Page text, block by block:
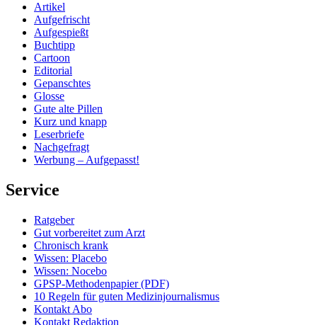
Artikel
Aufgefrischt
Aufgespießt
Buchtipp
Cartoon
Editorial
Gepanschtes
Glosse
Gute alte Pillen
Kurz und knapp
Leserbriefe
Nachgefragt
Werbung – Aufgepasst!
Service
Ratgeber
Gut vorbereitet zum Arzt
Chronisch krank
Wissen: Placebo
Wissen: Nocebo
GPSP-Methodenpapier (PDF)
10 Regeln für guten Medizinjournalismus
Kontakt Abo
Kontakt Redaktion